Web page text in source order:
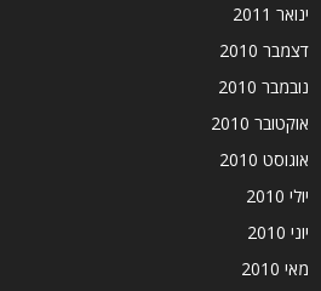
ינואר 2011
דצמבר 2010
נובמבר 2010
אוקטובר 2010
אוגוסט 2010
יולי 2010
יוני 2010
מאי 2010